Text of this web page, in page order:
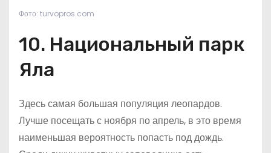
Фото: turvopros.com
10. Национальный парк
Яла
Здесь самая большая популяция леопардов.
Лучше посещать с ноября по апрель, в это время
наименьшая вероятность попасть под дождь.